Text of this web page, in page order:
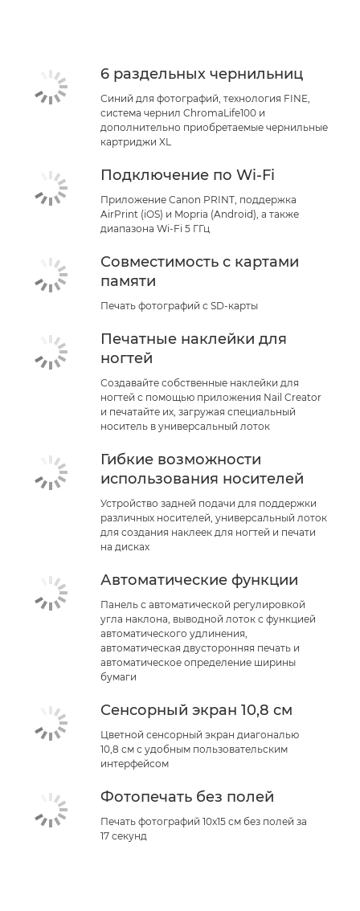
6 раздельных чернильниц
Синий для фотографий, технология FINE,
система чернил ChromaLife100 и
дополнительно приобретаемые чернильные
картриджи XL
Подключение по Wi-Fi
Приложение Canon PRINT, поддержка
AirPrint (iOS) и Mopria (Android), а также
диапазона Wi-Fi 5 ГГц
Совместимость с картами
памяти
Печать фотографий с SD-карты
Печатные наклейки для
ногтей
Создавайте собственные наклейки для
ногтей с помощью приложения Nail Creator
и печатайте их, загружая специальный
носитель в универсальный лоток
Гибкие возможности
использования носителей
Устройство задней подачи для поддержки
различных носителей, универсальный лоток
для создания наклеек для ногтей и печати
на дисках
Автоматические функции
Панель с автоматической регулировкой
угла наклона, выводной лоток с функцией
автоматического удлинения,
автоматическая двусторонняя печать и
автоматическое определение ширины
бумаги
Сенсорный экран 10,8 см
Цветной сенсорный экран диагональю
10,8 см с удобным пользовательским
интерфейсом
Фотопечать без полей
Печать фотографий 10x15 см без полей за
17 секунд